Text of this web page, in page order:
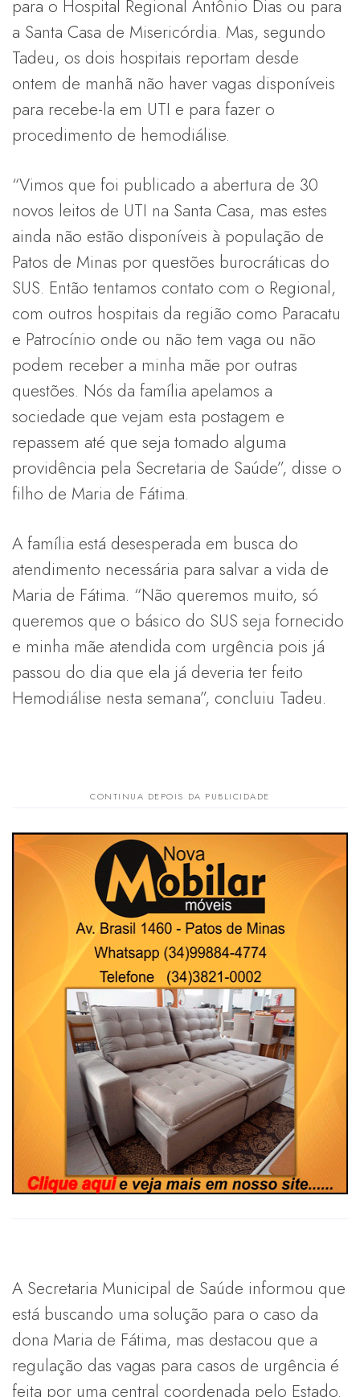
para o Hospital Regional Antônio Dias ou para
a Santa Casa de Misericórdia. Mas, segundo
Tadeu, os dois hospitais reportam desde
ontem de manhã não haver vagas disponíveis
para recebe-la em UTI e para fazer o
procedimento de hemodiálise.
“Vimos que foi publicado a abertura de 30
novos leitos de UTI na Santa Casa, mas estes
ainda não estão disponíveis à população de
Patos de Minas por questões burocráticas do
SUS. Então tentamos contato com o Regional,
com outros hospitais da região como Paracatu
e Patrocínio onde ou não tem vaga ou não
podem receber a minha mãe por outras
questões. Nós da família apelamos a
sociedade que vejam esta postagem e
repassem até que seja tomado alguma
providência pela Secretaria de Saúde”, disse o
filho de Maria de Fátima.
A família está desesperada em busca do
atendimento necessária para salvar a vida de
Maria de Fátima. “Não queremos muito, só
queremos que o básico do SUS seja fornecido
e minha mãe atendida com urgência pois já
passou do dia que ela já deveria ter feito
Hemodiálise nesta semana”, concluiu Tadeu.
A Secretaria Municipal de Saúde informou que
está buscando uma solução para o caso da
dona Maria de Fátima, mas destacou que a
regulação das vagas para casos de urgência é
feita por uma central coordenada pelo Estado.